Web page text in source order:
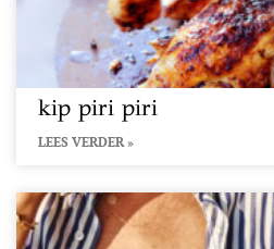
kip piri piri
LEES VERDER »